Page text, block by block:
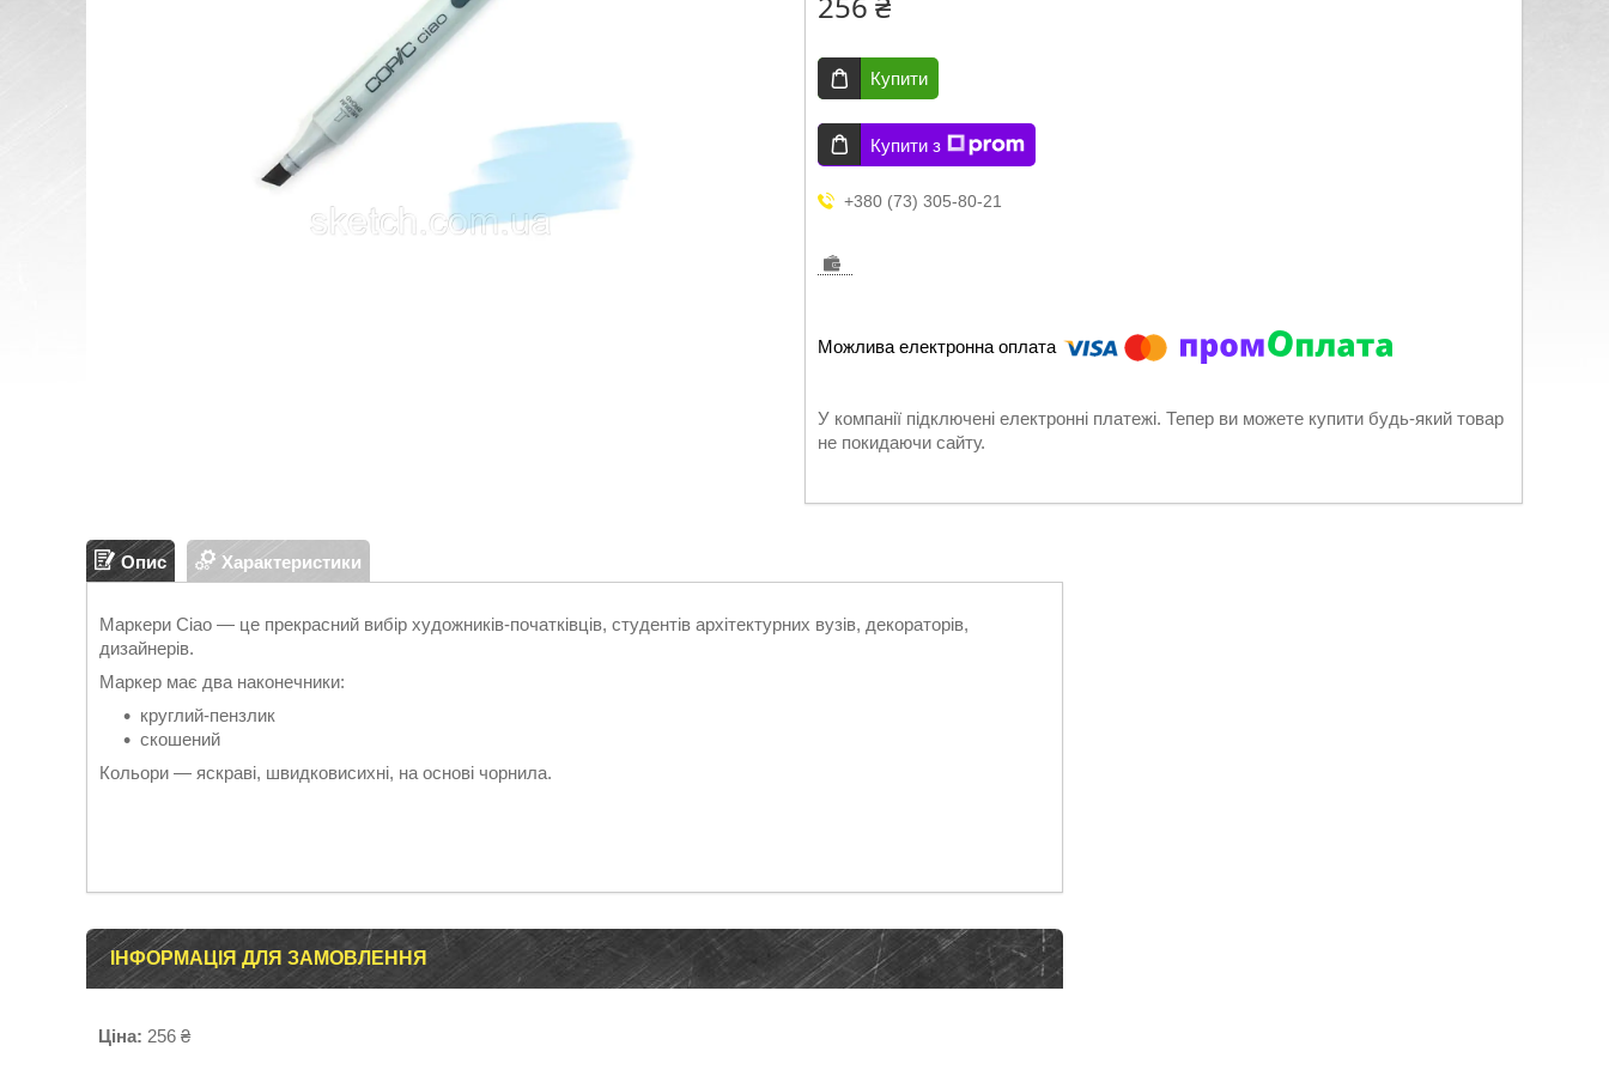
Купити
Купити з
+380 (73) 305-80-21
У компанії підключені електронні платежі. Тепер ви можете купити будь-який товар
не покидаючи сайту.
Опис Характеристики
Маркери Ciao — це прекрасний вибір художників-початківців, студентів архітектурних вузів, декораторів,
дизайнерів.
Маркер має два наконечники:
круглий-пензлик
скошений
Кольори — яскраві, швидковисихні, на основі чорнила.
ІНФОРМАЦІЯ ДЛЯ ЗАМОВЛЕННЯ
Ціна: 256 ₴